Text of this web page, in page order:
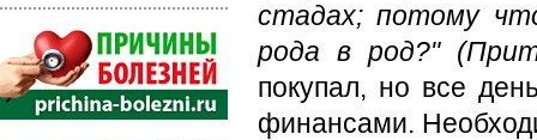
стадах; потому
рода в род?"
покупал, но все
финансами.